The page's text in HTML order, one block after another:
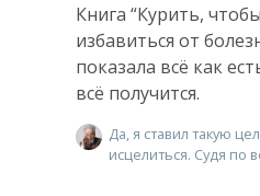
Книга “Курить,
избавиться от
показала всё как
всё получится.
Да, я ставил такую
исцелиться. Судя по